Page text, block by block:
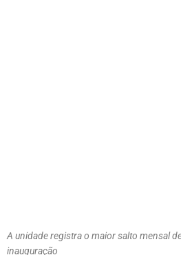
A unidade registra o maior salto mensal
inauguração